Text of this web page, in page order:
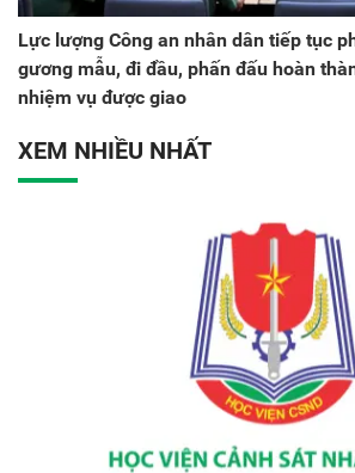
Lực lượng Công an nhân dân tiếp tục
gương mẫu, đi đầu, phấn đấu hoàn
nhiệm vụ được giao
XEM NHIỀU NHẤT